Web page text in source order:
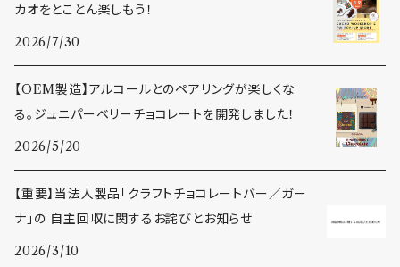
カオをとことん楽しもう！
2026/7/30
【OEM製造】アルコールとのペアリングが楽しくな
る。ジュニパーベリーチョコレートを開発しました！
2026/5/20
【重要】当法人製品「クラフトチョコレートバー／ガー
ナ」の 自主回収に関するお詫びとお知らせ
2026/3/10